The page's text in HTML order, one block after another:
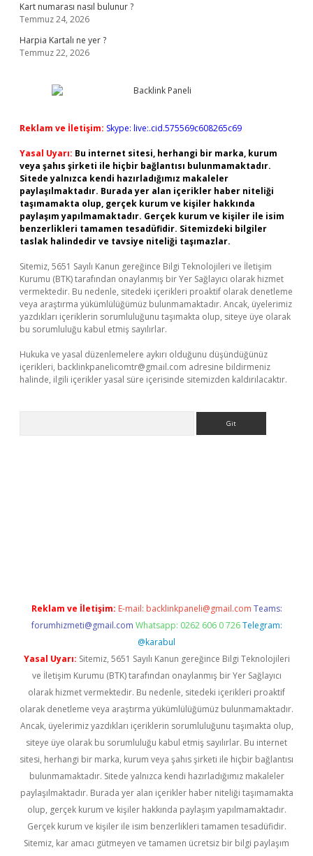
Kart numarası nasıl bulunur ?
Temmuz 24, 2026
Harpia Kartalı ne yer ?
Temmuz 22, 2026
Reklam ve İletişim: Skype: live:.cid.575569c608265c69
Yasal Uyarı: Bu internet sitesi, herhangi bir marka, kurum
veya şahıs şirketi ile hiçbir bağlantısı bulunmamaktadır.
Sitede yalnızca kendi hazırladığımız makaleler
paylaşılmaktadır. Burada yer alan içerikler haber niteliği
taşımamakta olup, gerçek kurum ve kişiler hakkında
paylaşım yapılmamaktadır. Gerçek kurum ve kişiler ile isim
benzerlikleri tamamen tesadüfidir. Sitemizdeki bilgiler
taslak halindedir ve tavsiye niteliği taşımazlar.
Sitemiz, 5651 Sayılı Kanun gereğince Bilgi Teknolojileri ve İletişim
Kurumu (BTK) tarafından onaylanmış bir Yer Sağlayıcı olarak hizmet
vermektedir. Bu nedenle, sitedeki içerikleri proaktif olarak denetleme
veya araştırma yükümlülüğümüz bulunmamaktadır. Ancak, üyelerimiz
yazdıkları içeriklerin sorumluluğunu taşımakta olup, siteye üye olarak
bu sorumluluğu kabul etmiş sayılırlar.
Hukuka ve yasal düzenlemelere aykırı olduğunu düşündüğünüz
içerikleri, backlinkpanelicomtr@gmail.com adresine bildirmeniz
halinde, ilgili içerikler yasal süre içerisinde sitemizden kaldırılacaktır.
Reklam ve İletişim: E-mail: backlinkpaneli@gmail.com Teams:
forumhizmeti@gmail.com Whatsapp: 0262 606 0 726 Telegram:
@karabul
Yasal Uyarı: Sitemiz, 5651 Sayılı Kanun gereğince Bilgi Teknolojileri
ve İletişim Kurumu (BTK) tarafından onaylanmış bir Yer Sağlayıcı
olarak hizmet vermektedir. Bu nedenle, sitedeki içerikleri proaktif
olarak denetleme veya araştırma yükümlülüğümüz bulunmamaktadır.
Ancak, üyelerimiz yazdıkları içeriklerin sorumluluğunu taşımakta olup,
siteye üye olarak bu sorumluluğu kabul etmiş sayılırlar. Bu internet
sitesi, herhangi bir marka, kurum veya şahıs şirketi ile hiçbir bağlantısı
bulunmamaktadır. Sitede yalnızca kendi hazırladığımız makaleler
paylaşılmaktadır. Burada yer alan içerikler haber niteliği taşımamakta
olup, gerçek kurum ve kişiler hakkında paylaşım yapılmamaktadır.
Gerçek kurum ve kişiler ile isim benzerlikleri tamamen tesadüfidir.
Sitemiz, kar amacı gütmeyen ve tamamen ücretsiz bir bilgi paylaşım